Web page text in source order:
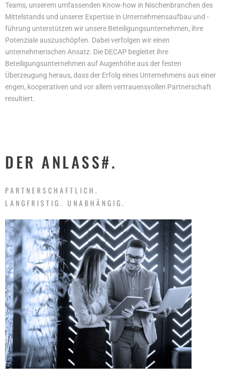
Teams, unserem umfassenden Know-how in Nischenbranchen des
Mittelstands und unserer Expertise in Unternehmensaufbau und -
führung unterstützen wir unsere Beteiligungsunternehmen, ihre
Potenziale auszuschöpfen. Dabei verfolgen wir einen
unternehmerischen Ansatz. Die DECAP begleitet ihre
Beteiligungsunternehmen auf Augenhöhe aus der festen
Überzeugung heraus, dass der Erfolg eines Unternehmens aus einer
engen, kooperativen und vor allem vertrauensvollen Partnerschaft
resultiert.
DER ANLASS#.
PARTNERSCHAFTLICH.
LANGFRISTIG. UNABHÄNGIG.